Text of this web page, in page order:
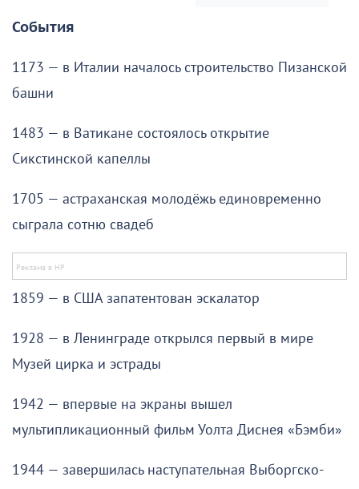
События
1173 — в Италии началось строительство Пизанской
башни
1483 — в Ватикане состоялось открытие
Сикстинской капеллы
1705 — астраханская молодёжь единовременно
сыграла сотню свадеб
1859 — в США запатентован эскалатор
1928 — в Ленинграде открылся первый в мире
Музей цирка и эстрады
1942 — впервые на экраны вышел
мультипликационный фильм Уолта Диснея «Бэмби»
1944 — завершилась наступательная Выборгско-